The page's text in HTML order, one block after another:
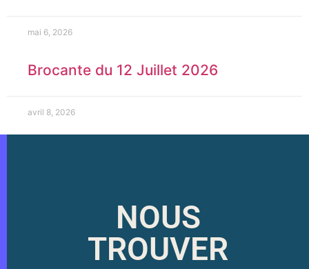
mai 6, 2026
Brocante du 12 Juillet 2026
avril 8, 2026
NOUS
TROUVER